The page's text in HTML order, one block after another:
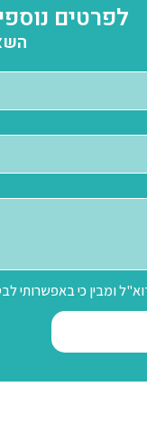
לפרטים
ומבין כי באפשרותי